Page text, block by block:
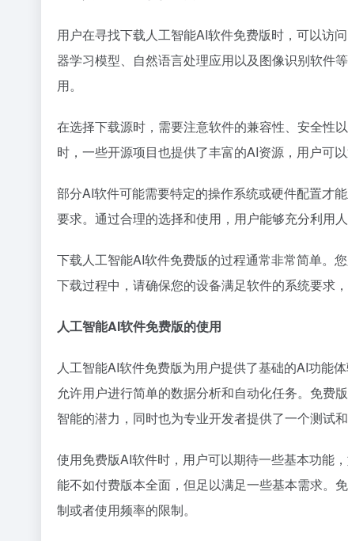
用户在寻找下载人工智能AI软件免费版时，可以访
器学习模型、自然语言处理应用以及图像识别软件
用。
在选择下载源时，需要注意软件的兼容性、安全性
时，一些开源项目也提供了丰富的AI资源，用户可
部分AI软件可能需要特定的操作系统或硬件配置才
要求。通过合理的选择和使用，用户能够充分利用
下载人工智能AI软件免费版的过程通常非常简单。
下载过程中，请确保您的设备满足软件的系统要求
人工智能AI软件免费版的使用
人工智能AI软件免费版为用户提供了基础的AI功能
允许用户进行简单的数据分析和自动化任务。免费
智能的潜力，同时也为专业开发者提供了一个测试和
使用免费版AI软件时，用户可以期待一些基本功能
能不如付费版本全面，但足以满足一些基本需求。
制或者使用频率的限制。